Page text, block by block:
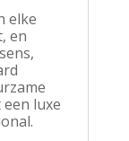
elke
en
luxe